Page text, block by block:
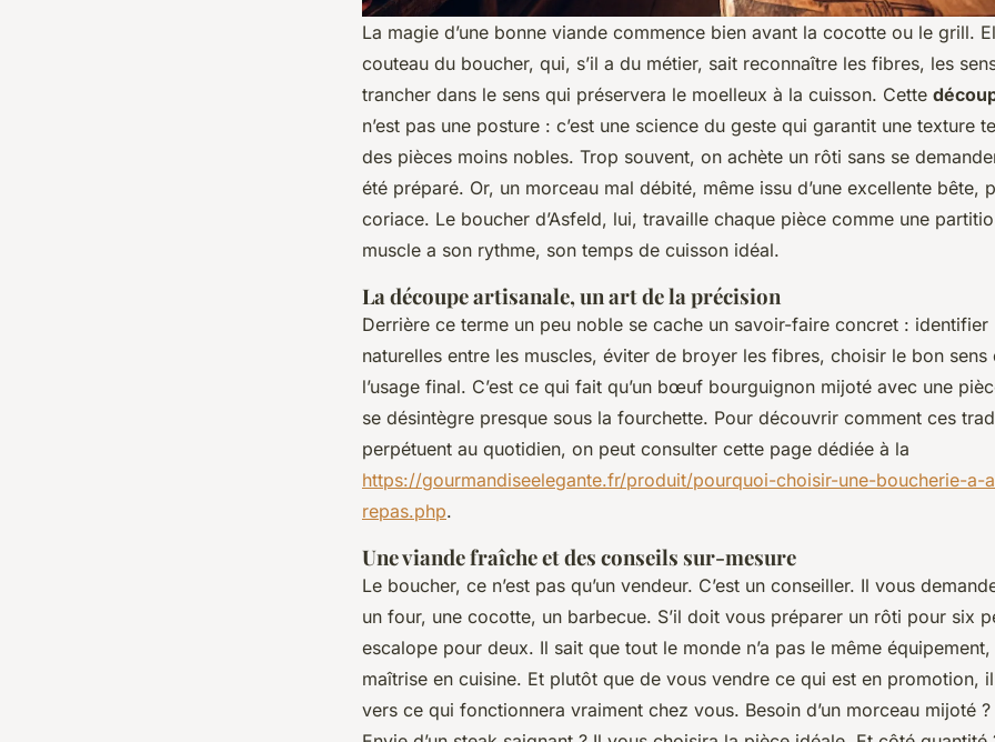
La magie d’une bonne viande commence bien avant la cocotte ou le grill.
couteau du boucher, qui, s’il a du métier, sait reconnaître les fibres, les
trancher dans le sens qui préservera le moelleux à la cuisson. Cette
n’est pas une posture : c’est une science du geste qui garantit une texture
des pièces moins nobles. Trop souvent, on achète un rôti sans se
été préparé. Or, un morceau mal débité, même issu d’une excellente bête,
coriace. Le boucher d’Asfeld, lui, travaille chaque pièce comme une
muscle a son rythme, son temps de cuisson idéal.
La découpe artisanale, un art de la précision
Derrière ce terme un peu noble se cache un savoir-faire concret : identifier
naturelles entre les muscles, éviter de broyer les fibres, choisir le bon sens
l’usage final. C’est ce qui fait qu’un bœuf bourguignon mijoté avec une
se désintègre presque sous la fourchette. Pour découvrir comment ces
perpétuent au quotidien, on peut consulter cette page dédiée à la
https://gourmandiseelegante.fr/produit/pourquoi-choisir-une-boucherie-a-
repas.php.
Une viande fraîche et des conseils sur-mesure
Le boucher, ce n’est pas qu’un vendeur. C’est un conseiller. Il vous
un four, une cocotte, un barbecue. S’il doit vous préparer un rôti pour six
escalope pour deux. Il sait que tout le monde n’a pas le même
maîtrise en cuisine. Et plutôt que de vous vendre ce qui est en promotion,
vers ce qui fonctionnera vraiment chez vous. Besoin d’un morceau mijoté